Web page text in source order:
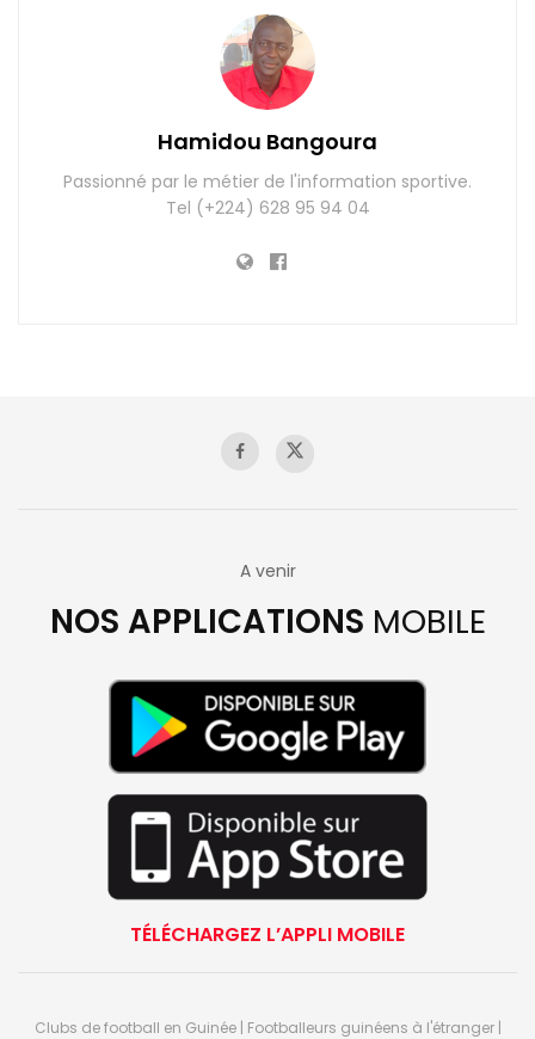
Hamidou Bangoura
Passionné par le métier de l'information sportive.
Tel (+224) 628 95 94 04
A venir
NOS APPLICATIONS MOBILE
TÉLÉCHARGEZ L’APPLI MOBILE
Clubs de football en Guinée | Footballeurs guinéens à l'étranger |